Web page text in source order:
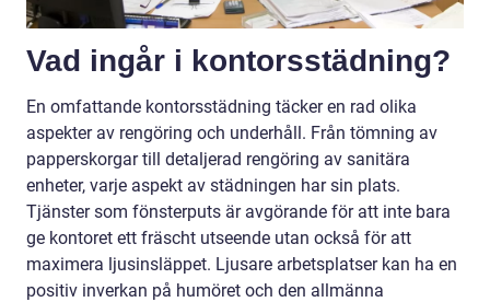
Vad ingår i kontorsstädning?
En omfattande kontorsstädning täcker en rad olika
aspekter av rengöring och underhåll. Från tömning av
papperskorgar till detaljerad rengöring av sanitära
enheter, varje aspekt av städningen har sin plats.
Tjänster som fönsterputs är avgörande för att inte bara
ge kontoret ett fräscht utseende utan också för att
maximera ljusinsläppet. Ljusare arbetsplatser kan ha en
positiv inverkan på humöret och den allmänna